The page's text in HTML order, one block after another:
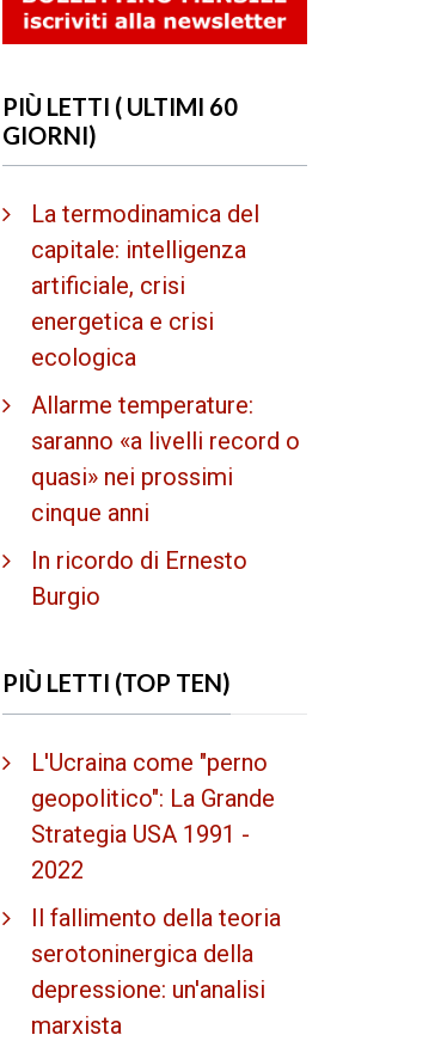
PIÙ LETTI ( ULTIMI 60
GIORNI)
La termodinamica del
capitale: intelligenza
artificiale, crisi
energetica e crisi
ecologica
Allarme temperature:
saranno «a livelli record o
quasi» nei prossimi
cinque anni
In ricordo di Ernesto
Burgio
PIÙ LETTI (TOP TEN)
L'Ucraina come "perno
geopolitico": La Grande
Strategia USA 1991 -
2022
Il fallimento della teoria
serotoninergica della
depressione: un'analisi
marxista